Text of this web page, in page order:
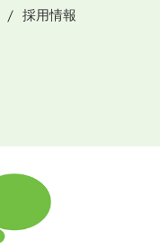
採用情報